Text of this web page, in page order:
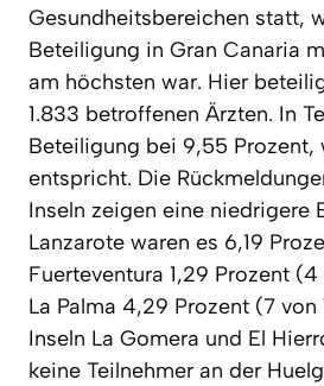
Gesundheitsbereichen statt,
Beteiligung in Gran Canaria
am höchsten war. Hier
1.833 betroffenen Ärzten. In
Beteiligung bei 9,55 Prozent,
entspricht. Die
Inseln zeigen eine niedrigere
Lanzarote waren es 6,19
Fuerteventura 1,29 Prozent
La Palma 4,29 Prozent (7 von
Inseln La Gomera und El
keine Teilnehmer an der